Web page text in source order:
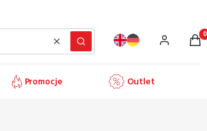
WyczyśćSzukaj
Promocje Outlet